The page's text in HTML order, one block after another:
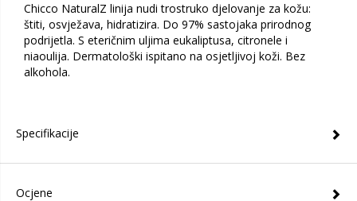
Chicco NaturalZ linija nudi trostruko djelovanje za kožu:
štiti, osvježava, hidratizira. Do 97% sastojaka prirodnog
podrijetla. S eteričnim uljima eukaliptusa, citronele i
niaoulija. Dermatološki ispitano na osjetljivoj koži. Bez
alkohola.
Specifikacije
Ocjene